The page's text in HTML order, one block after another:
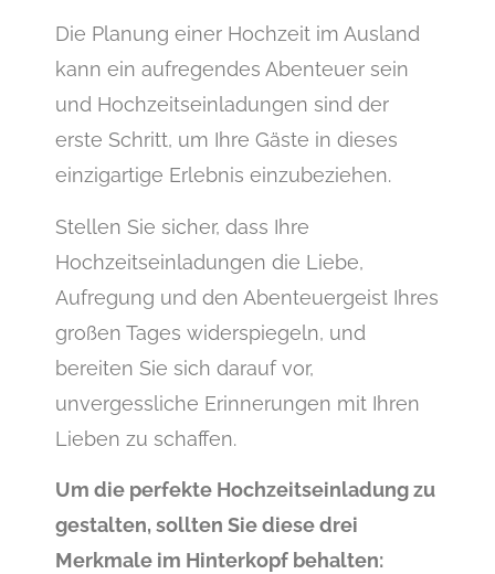
Die Planung einer Hochzeit im Ausland
kann ein aufregendes Abenteuer sein
und Hochzeitseinladungen sind der
erste Schritt, um Ihre Gäste in dieses
einzigartige Erlebnis einzubeziehen.
Stellen Sie sicher, dass Ihre
Hochzeitseinladungen die Liebe,
Aufregung und den Abenteuergeist Ihres
großen Tages widerspiegeln, und
bereiten Sie sich darauf vor,
unvergessliche Erinnerungen mit Ihren
Lieben zu schaffen.
Um die perfekte Hochzeitseinladung zu
gestalten, sollten Sie diese drei
Merkmale im Hinterkopf behalten: